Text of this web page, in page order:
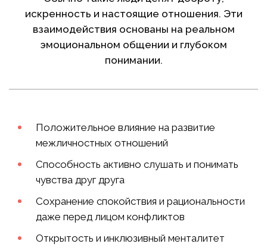
искренность и настоящие отношения. Эти
взаимодействия основаны на реальном
эмоциональном общении и глубоком
понимании.
Положительное влияние на развитие
межличностных отношений
Способность активно слушать и понимать
чувства друг друга
Сохранение спокойствия и рациональности
даже перед лицом конфликтов
Открытость и инклюзивный менталитет